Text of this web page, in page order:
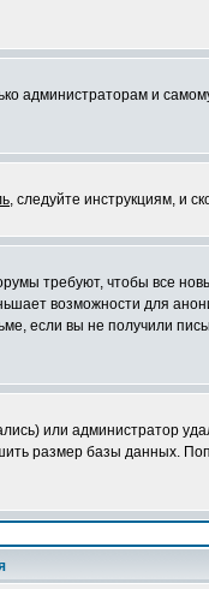
администраторам и
, следуйте инструкциям, и
требуют, чтобы все
возможности для
если вы не получили
или администратор
размер базы данных.